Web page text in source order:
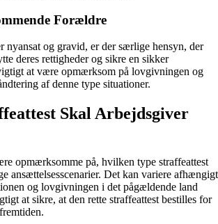
Forældre
nyansat og gravid, er der særlige hensyn, der
deres rettigheder og sikre en sikker
at være opmærksom på lovgivningen og
af denne type situationer.
Skal Arbejdsgiver
opmærksomme på, hvilken type straffeattest
ansættelsesscenarier. Det kan variere afhængigt
og lovgivningen i det pågældende land
at sikre, at den rette straffeattest bestilles for